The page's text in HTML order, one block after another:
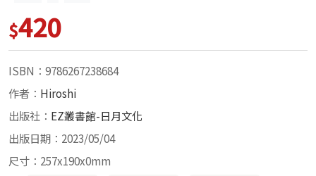
$420
ISBN：9786267238684
作者： Hiroshi
出版社： EZ叢書館-日月文化
出版日期：2023/05/04
尺寸：257x190x0mm